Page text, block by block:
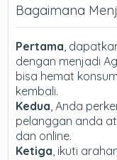
Bagaimana
Pertama,
dengan menjadi
bisa hemat
kembali.
Kedua, Anda
pelanggan anda
dan online.
Ketiga, ikuti